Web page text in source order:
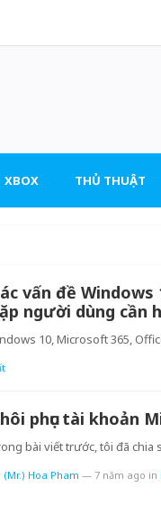
XBOX THỦ THUẬT
vấn đề
người dùng cần
10, Microsoft 365,
phục tài khoản
bài viết trước, tôi đã chia
(Mr.) Hoa Pham — 7 năm ago in